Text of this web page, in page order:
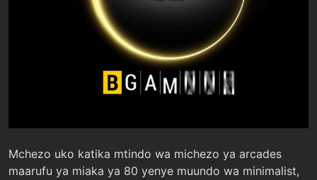
Mchezo uko katika mtindo wa michezo ya arcades
maarufu ya miaka ya 80 yenye muundo wa minimalist,